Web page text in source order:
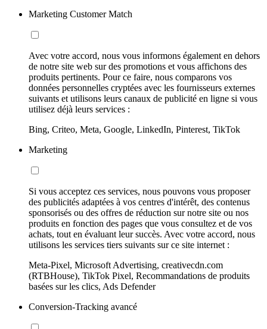
Marketing Customer Match
Avec votre accord, nous vous informons également en dehors
de notre site web sur des promotions et vous affichons des
produits pertinents. Pour ce faire, nous comparons vos
données personnelles cryptées avec les fournisseurs externes
suivants et utilisons leurs canaux de publicité en ligne si vous
utilisez déjà leurs services :
Bing, Criteo, Meta, Google, LinkedIn, Pinterest, TikTok
Marketing
Si vous acceptez ces services, nous pouvons vous proposer
des publicités adaptées à vos centres d'intérêt, des contenus
sponsorisés ou des offres de réduction sur notre site ou nos
produits en fonction des pages que vous consultez et de vos
achats, tout en évaluant leur succès. Avec votre accord, nous
utilisons les services tiers suivants sur ce site internet :
Meta-Pixel, Microsoft Advertising, creativecdn.com
(RTBHouse), TikTok Pixel, Recommandations de produits
basées sur les clics, Ads Defender
Conversion-Tracking avancé